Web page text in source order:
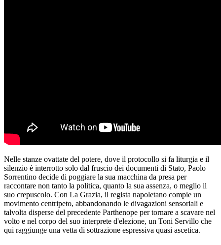
Nelle stanze ovattate del potere, dove il protocollo si fa liturgia e il
silenzio è interrotto solo dal fruscio dei documenti di Stato, Paolo
Sorrentino decide di poggiare la sua macchina da presa per
raccontare non tanto la politica, quanto la sua assenza, o meglio il
suo crepuscolo. Con La Grazia, il regista napoletano compie un
movimento centripeto, abbandonando le divagazioni sensoriali e
talvolta disperse del precedente Parthenope per tornare a scavare nel
volto e nel corpo del suo interprete d'elezione, un Toni Servillo che
qui raggiunge una vetta di sottrazione espressiva quasi ascetica.